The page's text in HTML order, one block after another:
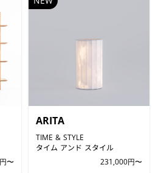
〜
ARITA
TIME & STYLE
タイム アンド スタイル
231,000円〜